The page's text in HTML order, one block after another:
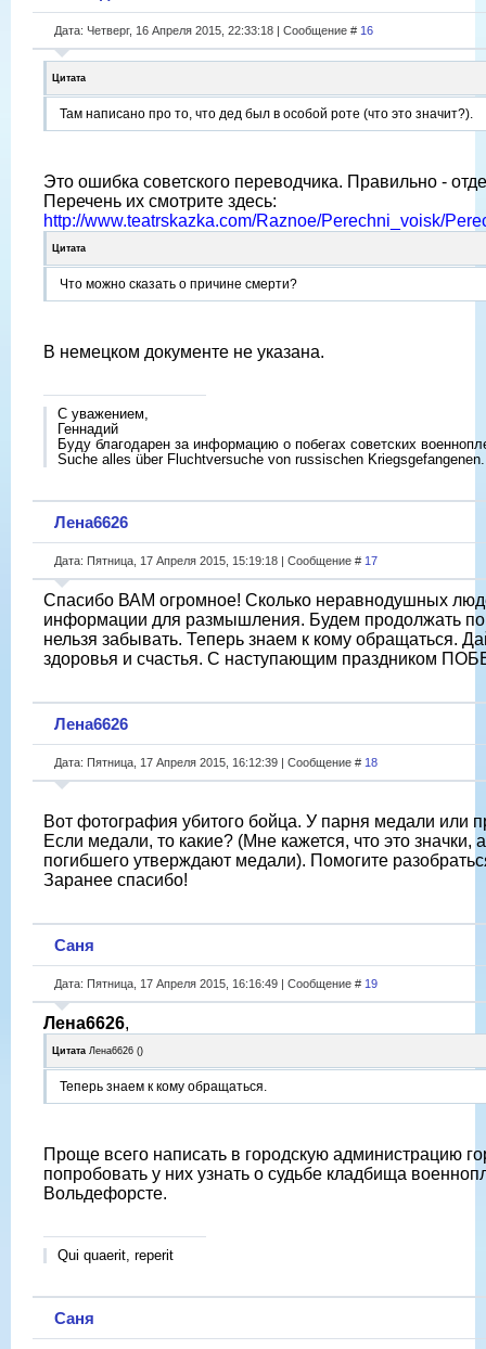
Дата: Четверг, 16 Апреля 2015, 22:33:18 | Сообщение # 16
Цитата
Там написано про то, что дед был в особой роте (что это значит?).
Это ошибка советского переводчика. Правильно -
Перечень их смотрите здесь:
http://www.teatrskazka.com/Raznoe/Perechni_voisk/
Цитата
Что можно сказать о причине смерти?
В немецком документе не указана.
С уважением,
Геннадий
Буду благодарен за информацию о побегах советских
Suche alles über Fluchtversuche von russischen Kriegsgefangenen.
Лена6626
Дата: Пятница, 17 Апреля 2015, 15:19:18 | Сообщение # 17
Спасибо ВАМ огромное! Сколько неравнодушных
информации для размышления. Будем продолжать
нельзя забывать. Теперь знаем к кому обращаться.
здоровья и счастья. С наступающим праздником
Лена6626
Дата: Пятница, 17 Апреля 2015, 16:12:39 | Сообщение # 18
Вот фотография убитого бойца. У парня медали или
Если медали, то какие? (Мне кажется, что это значки,
погибшего утверждают медали). Помогите
Заранее спасибо!
Саня
Дата: Пятница, 17 Апреля 2015, 16:16:49 | Сообщение # 19
Лена6626,
Цитата Лена6626 ()
Теперь знаем к кому обращаться.
Проще всего написать в городскую администрацию
попробовать у них узнать о судьбе кладбища
Вольдефорсте.
Qui quaerit, reperit
Саня